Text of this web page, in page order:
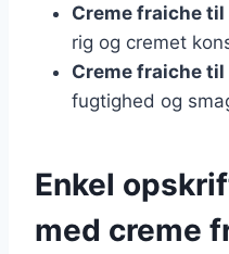
Creme fraiche
rig og cremet
Creme fraiche
fugtighed og
Enkel
med creme